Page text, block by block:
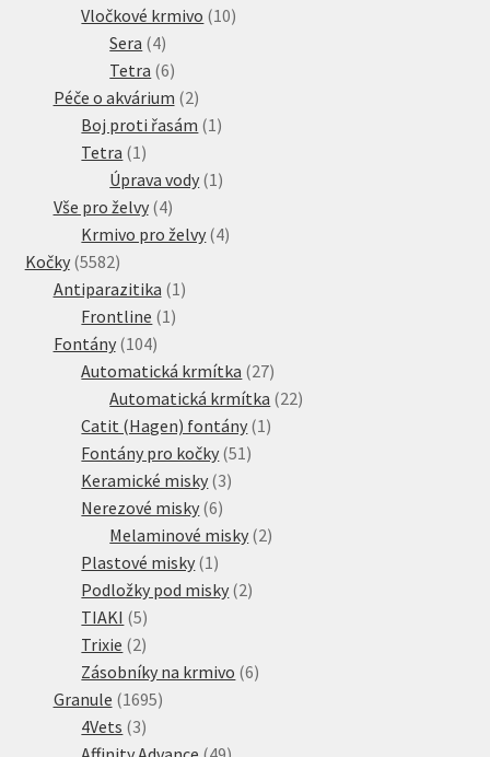
Vločkové krmivo 1010
Sera 44
produkty
Tetra 66
produktů
Péče o akvárium 22
produkty
Boj proti řasám 1 1
Tetra 1 1
produkt
Úprava vody 1 1
Vše pro želvy 44
produkty
Krmivo pro želvy 44
Kočky 55825582
produktů
Antiparazitika 1 1
Frontline 1 1
Fontány 104104
produktů
Automatická krmítka 2727
produktů
Automatická krmítka 2222
Catit (Hagen) fontány 1 1
Fontány pro kočky 51 51
Keramické misky 33
Nerezové misky 66
produktů
Melaminové misky 22
Plastové misky 1 1
produkt
Podložky pod misky 22
TIAKI 55
produktů
Trixie 22
produkty
Zásobníky na krmivo 66
Granule 16951695
4Vets 33
produkty
49